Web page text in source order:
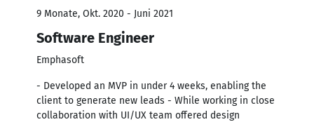
9 Monate, Okt. 2020 - Juni 2021
Software Engineer
Emphasoft
- Developed an MVP in under 4 weeks, enabling the
client to generate new leads - While working in close
collaboration with UI/UX team offered design